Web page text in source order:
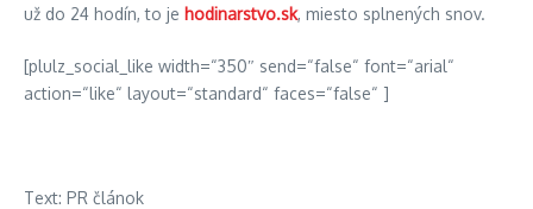
už do 24 hodín, to je hodinarstvo.sk, miesto splnených snov.
[plulz_social_like width=“350″ send=“false“ font=“arial“
action=“like“ layout=“standard“ faces=“false“ ]
Text: PR článok